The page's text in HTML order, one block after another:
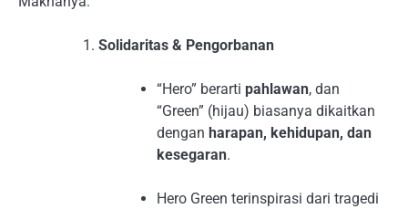
Solidaritas & Pengorbanan
“Hero” berarti pahlawan, dan
“Green” (hijau) biasanya dikaitkan
dengan harapan, kehidupan, dan
kesegaran.
Hero Green terinspirasi dari tragedi